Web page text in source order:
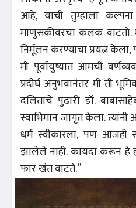
आहे, याची तुम्हाला
माणुसकीवरचा कलंक वाटतो.
निर्मूलन करण्याचा प्रयत्न
मी पूर्वायुष्यात आमची
प्रदीर्घ अनुभवानंतर मी ती
दलितांचे पुढारी डॉ.
स्वाभिमान जागृत केला. त्यांनी
धर्म स्वीकारला, पण आजही
झालेले नाही. कायदा करून हे
फार खंत वाटते.”